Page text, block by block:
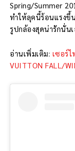
Spring/Summer
ทำให้ลุคนี้ร้อนแรงขึ้
รูปกล้องสุดน่ารักนั่นเ
อ่านเพิ่มเติม: เซอร์
VUITTON FALL/